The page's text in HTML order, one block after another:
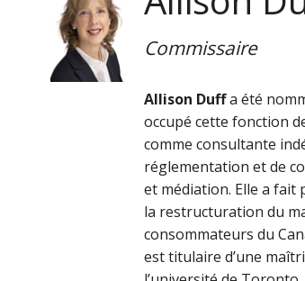
Commissaire
Allison Duffa été
occupé cette fonction
comme consultante
réglementation et de
et médiation. Elle a fait
la restructuration du
consommateurs du
est titulaire d’une